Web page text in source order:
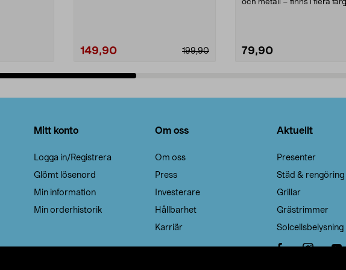
199,90
149,90
och metall – finns i flera
79,90
Mitt konto
Logga in/Registrera
Glömt lösenord
Min information
Min orderhistorik
Om oss
Om oss
Press
Investerare
Hållbarhet
Karriär
Aktuellt
Presenter
Städ & rengöring
Grillar
Grästrimmer
Solcellsbelysning